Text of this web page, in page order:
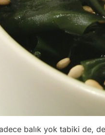
balık yok tabiki de,